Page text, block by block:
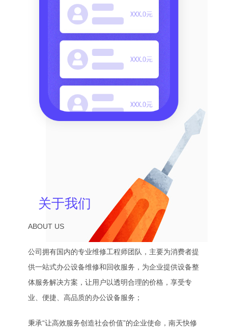
关于我们
ABOUT US
公司拥有国内的专业维修工程师团队，主要为消费者提
供一站式办公设备维修和回收服务，为企业提供设备整
体服务解决方案，让用户以透明合理的价格，享受专
业、便捷、高品质的办公设备服务；
秉承“让高效服务创造社会价值”的企业使命，南天快修